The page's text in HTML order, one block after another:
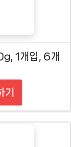
1개입, 6개